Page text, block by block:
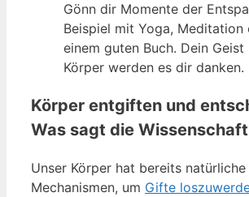
Gönn dir Momente der
Beispiel mit Yoga, Meditation
einem guten Buch. Dein Geist
Körper werden es dir danken.
Körper entgiften und
Was sagt die
Unser Körper hat bereits natürliche
Mechanismen, um Gifte